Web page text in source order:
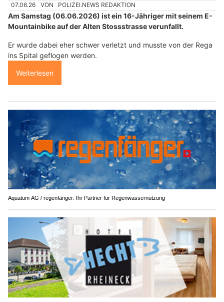
07.06.26 VON POLIZEI.NEWS REDAKTION
Am Samstag (06.06.2026) ist ein 16-Jähriger mit seinem E-
Mountainbike auf der Alten Stossstrasse verunfallt.
Er wurde dabei eher schwer verletzt und musste von der Rega
ins Spital geflogen werden.
Weiterlesen
Aquatum AG / regenfänger: Ihr Partner für Regenwassernutzung